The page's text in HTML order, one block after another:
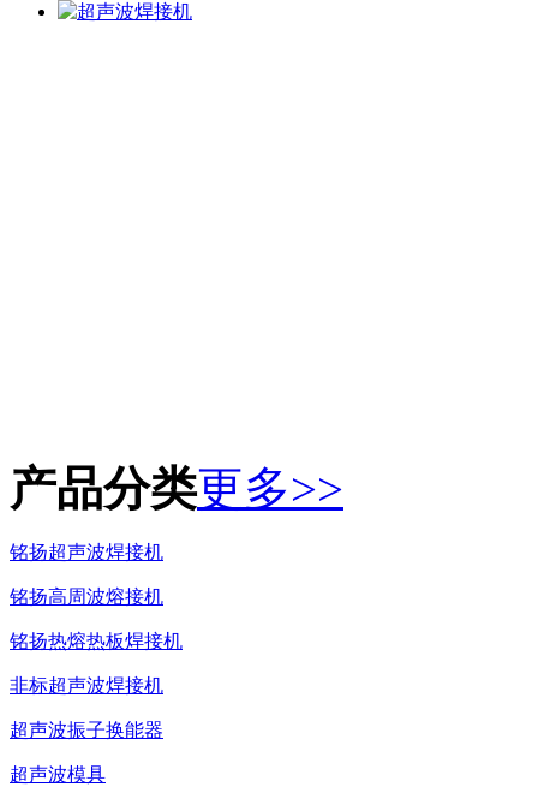
产品分类更多>>
铭扬超声波焊接机
铭扬高周波熔接机
铭扬热熔热板焊接机
非标超声波焊接机
超声波振子换能器
超声波模具